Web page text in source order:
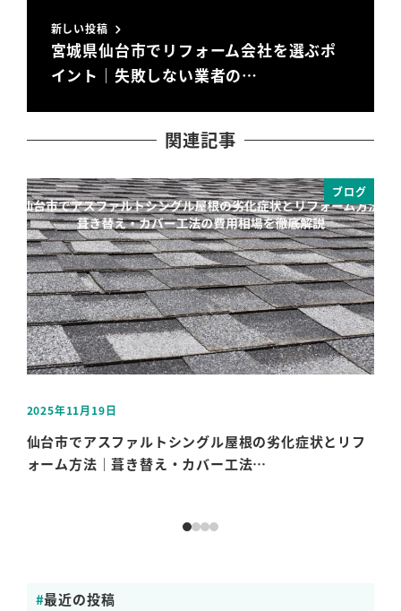
新しい投稿
宮城県仙台市でリフォーム会社を選ぶポ
イント｜失敗しない業者の…
関連記事
ブログ
投稿日
2025年11月19日
仙台市でアスファルトシングル屋根の劣化症状とリフ
ォーム方法｜葺き替え・カバー工法…
最近の投稿